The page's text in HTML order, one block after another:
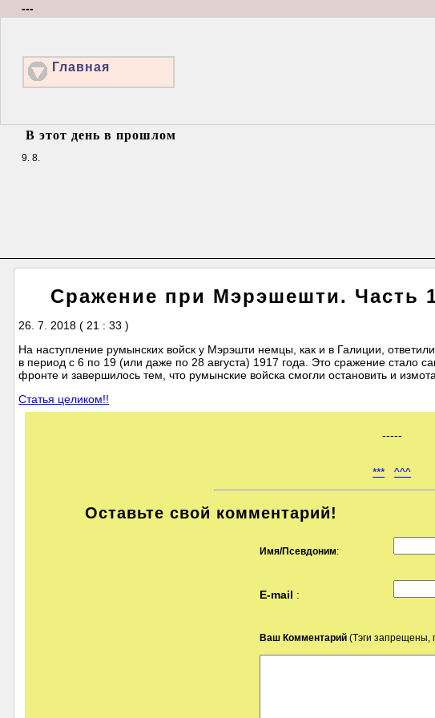
---
Главная
В этот день в прошлом
9. 8.
Сражение при Мэрэшешти. Часть
26. 7. 2018 ( 21 : 33 )
На наступление румынских войск у Мэрэшти немцы, как и в Галиции,
в период с 6 по 19 (или даже по 28 августа) 1917 года. Это сражение стало
фронте и завершилось тем, что румынские войска смогли остановить и
Статья целиком!!
-----
*** ^^^
Оставьте свой комментарий!
Имя/Псевдоним:
E-mail :
Ваш Комментарий(Тэги запрещены,